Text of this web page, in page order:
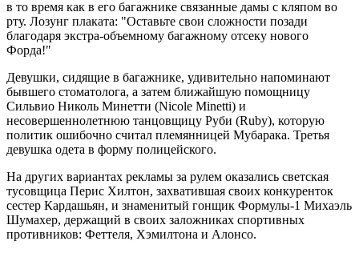
в то время как в его багажнике связанные дамы с кляпом во
рту. Лозунг плаката: "Оставьте свои сложности позади
благодаря экстра-объемному багажному отсеку нового
Форда!"
Девушки, сидящие в багажнике, удивительно напоминают
бывшего стоматолога, а затем ближайшую помощницу
Сильвио Николь Минетти (Nicole Minetti) и
несовершеннолетнюю танцовщицу Руби (Ruby), которую
политик ошибочно считал племянницей Мубарака. Третья
девушка одета в форму полицейского.
На других вариантах рекламы за рулем оказались светская
тусовщица Перис Хилтон, захватившая своих конкуренток
сестер Кардашьян, и знаменитый гонщик Формулы-1 Михаэль
Шумахер, держащий в своих заложниках спортивных
противников: Феттеля, Хэмилтона и Алонсо.